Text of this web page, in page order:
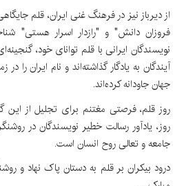
از دیرباز نیز در فرهنگ غنی ایران، قلم
فروزان دانش" و "رازدار اسرار هستی"
نویسندگان ایرانی با قلم توانای خود،
آیندگان به یادگار گذاشته‌اند و نام ایران
جهان جاودانه کرده‌اند.
روز قلم، فرصتی مغتنم برای تجلیل از این
روز، یادآور رسالت خطیر نویسندگان در
جامعه و تعالی روح انسان است.
درود بیکران بر قلم به دستان پاک نهاد و